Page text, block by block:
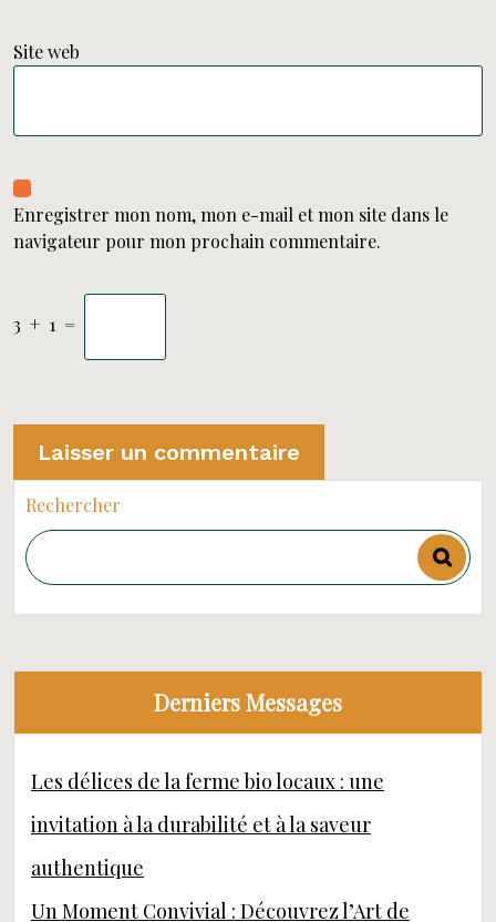
Site web
Enregistrer mon nom, mon e-mail et mon site dans le
navigateur pour mon prochain commentaire.
3 + 1 =
Rechercher
Derniers Messages
Les délices de la ferme bio locaux : une
invitation à la durabilité et à la saveur
authentique
Un Moment Convivial : Découvrez l’Art de